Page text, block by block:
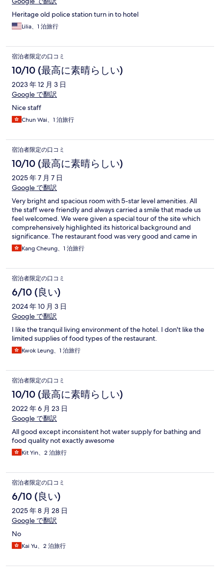
Heritage old police station turn in to hotel
Lilia、1 泊旅行
宿泊者限定の口コミ
10/10 (最高に素晴らしい)
2023 年 12 月 3 日
Google で翻訳
Nice staff
Chun Wai、1 泊旅行
宿泊者限定の口コミ
10/10 (最高に素晴らしい)
2025 年 7 月 7 日
Google で翻訳
Very bright and spacious room with 5-star level amenities. All
the staff were friendly and always carried a smile that made us
feel welcomed. We were given a special tour of the site which
comprehensively highlighted its historical background and
significance. The restaurant food was very good and came in
large portions. We particularly enjoyed the Tai O delicacies and
the steak. The breakfast (included in the price of the room) was
Kang Cheung、1 泊旅行
宿泊者限定の口コミ
6/10 (良い)
2024 年 10 月 3 日
Google で翻訳
I like the tranquil living environment of the hotel. I don't like the
limited supplies of food types of the restaurant.
Kwok Leung、1 泊旅行
宿泊者限定の口コミ
10/10 (最高に素晴らしい)
2022 年 6 月 23 日
Google で翻訳
All good except inconsistent hot water supply for bathing and
food quality not exactly awesome
Kit Yin、2 泊旅行
宿泊者限定の口コミ
6/10 (良い)
2025 年 8 月 28 日
Google で翻訳
No
Kai Yu、2 泊旅行